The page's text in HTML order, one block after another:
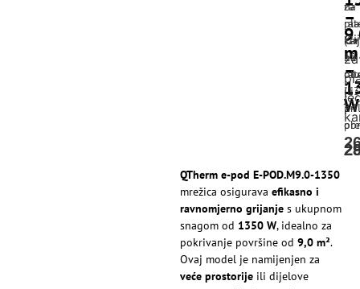
–
–
W
za
na
(2-
12
ili
za
na
24
QTherm e-pod E-POD.M9.0-1350
mrežica osigurava efikasno i
ravnomjerno grijanje s ukupnom
snagom od 1350 W, idealno za
pokrivanje površine od 9,0 m².
Ovaj model je namijenjen za
veće prostorije ili dijelove